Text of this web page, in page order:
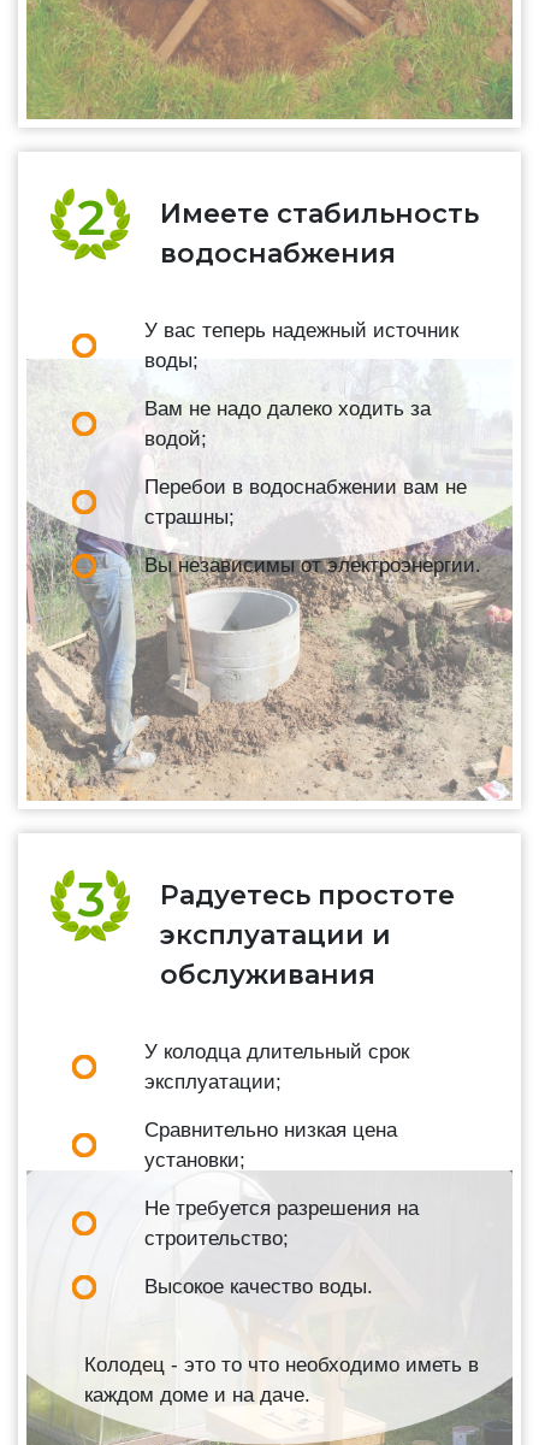
Имеете стабильность
водоснабжения
У вас теперь надежный источник
воды;
Вам не надо далеко ходить за
водой;
Перебои в водоснабжении вам не
страшны;
Вы независимы от электроэнергии.
Радуетесь простоте
эксплуатации и
обслуживания
У колодца длительный срок
эксплуатации;
Сравнительно низкая цена
установки;
Не требуется разрешения на
строительство;
Высокое качество воды.
Колодец - это то что необходимо иметь в
каждом доме и на даче.